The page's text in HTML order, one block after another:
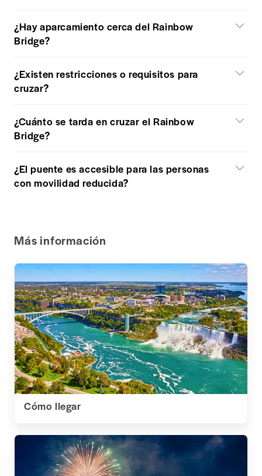
¿Hay aparcamiento cerca del Rainbow
Bridge?
¿Existen restricciones o requisitos para
cruzar?
¿Cuánto se tarda en cruzar el Rainbow
Bridge?
¿El puente es accesible para las personas
con movilidad reducida?
Más información
Cómo llegar